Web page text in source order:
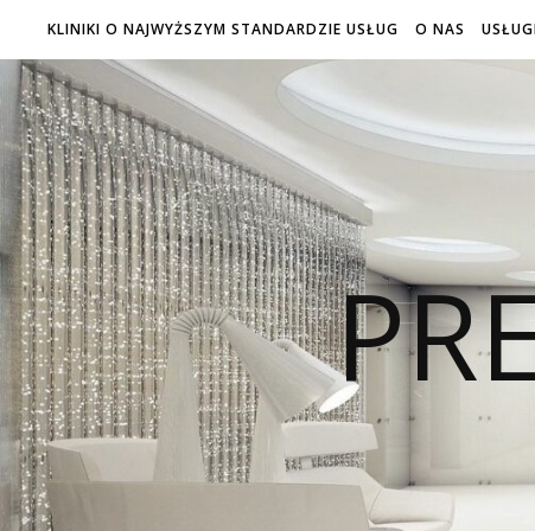
KLINIKI O NAJWYŻSZYM STANDARDZIE USŁUG O NAS